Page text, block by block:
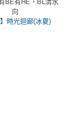
BE有HE，BL清水
向
】時光迴廊(冰夏)